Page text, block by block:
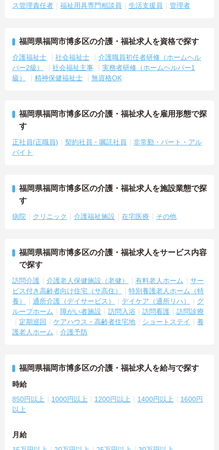
ス管理責任者
福祉用具専門相談員 生活支援員 管理者
福岡県福岡市博多区の介護・福祉求人を資格で探す
介護福祉士 社会福祉士
介護職員初任者研修（ホームヘル
パー2級）
社会福祉主事
実務者研修（ホームヘルパー1
級）
精神保健福祉士 無資格OK
福岡県福岡市博多区の介護・福祉求人を雇用形態で探
す
正社員(正職員) 契約社員・嘱託社員
非常勤・パート・アル
バイト
福岡県福岡市博多区の介護・福祉求人を施設業態で探
す
病院 クリニック 介護福祉施設 在宅医療 その他
福岡県福岡市博多区の介護・福祉求人をサービス内容
で探す
訪問介護 介護老人保健施設（老健） 有料老人ホーム
サー
ビス付き高齢者向け住宅（サ高住）
特別養護老人ホーム（特
養）
通所介護（デイサービス） デイケア（通所リハ）
グ
ループホーム
障がい者施設 訪問入浴 訪問看護
訪問診療
定期巡回
ケアハウス・高齢者住宅地 ショートステイ
養
護老人ホーム
介護予防
福岡県福岡市博多区の介護・福祉求人を給与で探す
時給
850円以上 1000円以上 1200円以上 1400円以上
1600円
以上
月給